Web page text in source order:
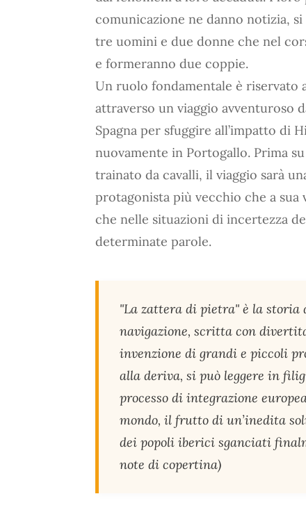
comunicazione ne danno notizia,
tre uomini e due donne che nel
e formeranno due coppie.
Un ruolo fondamentale è riservato
attraverso un viaggio avventuroso
Spagna per sfuggire all’impatto di
nuovamente in Portogallo. Prima
trainato da cavalli, il viaggio sarà
protagonista più vecchio che a sua
che nelle situazioni di incertezza
determinate parole.
"La zattera di pietra" è la storia
navigazione, scritta con
invenzione di grandi e piccoli
alla deriva, si può leggere in
processo di integrazione
mondo, il frutto di un’inedita
dei popoli iberici sganciati
note di copertina)